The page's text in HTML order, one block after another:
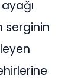
serginin